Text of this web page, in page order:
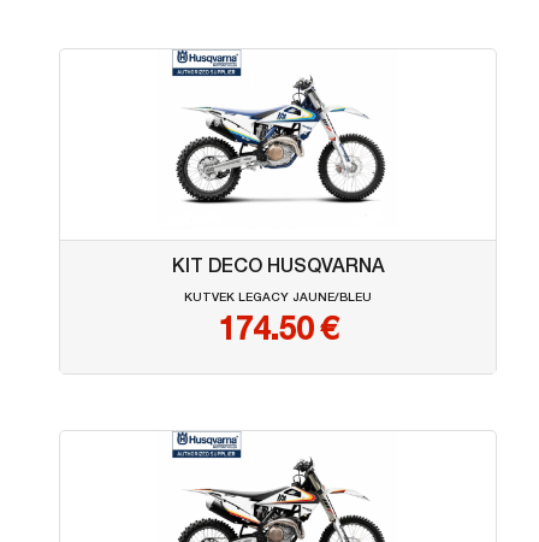
KIT DECO HUSQVARNA
KUTVEK LEGACY JAUNE/BLEU
174.50€